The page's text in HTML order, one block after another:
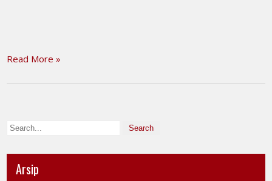
Read More »
Arsip